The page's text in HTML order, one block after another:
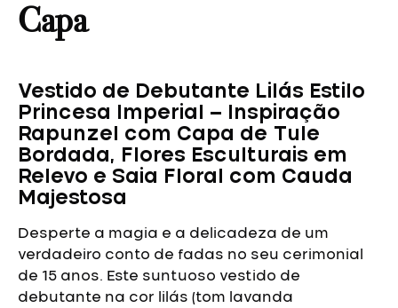
Capa
Vestido de Debutante Lilás Estilo
Princesa Imperial – Inspiração
Rapunzel com Capa de Tule
Bordada, Flores Esculturais em
Relevo e Saia Floral com Cauda
Majestosa
Desperte a magia e a delicadeza de um
verdadeiro conto de fadas no seu cerimonial
de 15 anos. Este suntuoso vestido de
debutante na cor lilás (tom lavanda